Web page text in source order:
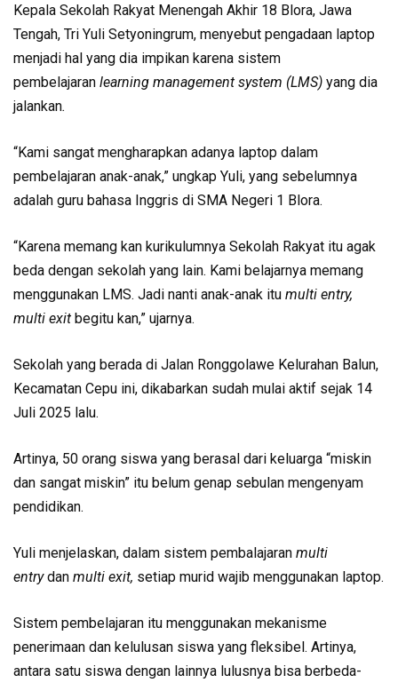
Kepala Sekolah Rakyat Menengah Akhir 18 Blora, Jawa
Tengah, Tri Yuli Setyoningrum, menyebut pengadaan laptop
menjadi hal yang dia impikan karena sistem
pembelajaran learning management system (LMS) yang dia
jalankan.
“Kami sangat mengharapkan adanya laptop dalam
pembelajaran anak-anak,” ungkap Yuli, yang sebelumnya
adalah guru bahasa Inggris di SMA Negeri 1 Blora.
“Karena memang kan kurikulumnya Sekolah Rakyat itu agak
beda dengan sekolah yang lain. Kami belajarnya memang
menggunakan LMS. Jadi nanti anak-anak itu multi entry,
multi exit begitu kan,” ujarnya.
Sekolah yang berada di Jalan Ronggolawe Kelurahan Balun,
Kecamatan Cepu ini, dikabarkan sudah mulai aktif sejak 14
Juli 2025 lalu.
Artinya, 50 orang siswa yang berasal dari keluarga “miskin
dan sangat miskin” itu belum genap sebulan mengenyam
pendidikan.
Yuli menjelaskan, dalam sistem pembalajaran multi
entrydan multi exit, setiap murid wajib menggunakan laptop.
Sistem pembelajaran itu menggunakan mekanisme
penerimaan dan kelulusan siswa yang fleksibel. Artinya,
antara satu siswa dengan lainnya lulusnya bisa berbeda-